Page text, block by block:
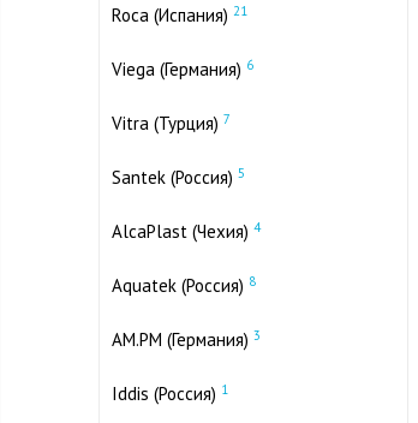
Roca (Испания) 21
Viega (Германия) 6
Vitra (Турция) 7
Santek (Россия) 5
AlcaPlast (Чехия) 4
Aquatek (Россия) 8
AM.PM (Германия) 3
Iddis (Россия) 1